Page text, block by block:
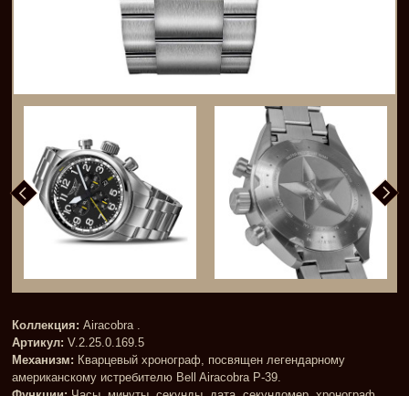
Коллекция: Airacobra .
Артикул: V.2.25.0.169.5
Механизм: Кварцевый хронограф, посвящен легендарному
американскому истребителю Bell Airacobra P-39.